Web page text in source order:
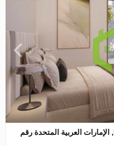
7 غرفة نوم فيلا في Dubai Land, الإمارات العربية المتحدة رقم